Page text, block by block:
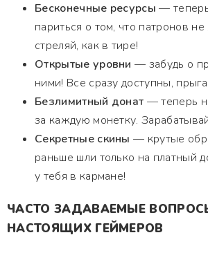
Бесконечные ресурсы —
париться о том, что патронов не
стреляй, как в тире!
Открытые уровни — забудь о
ними! Все сразу доступны,
Безлимитный донат — теперь
за каждую монетку.
Секретные скины — крутые
раньше шли только на платный
у тебя в кармане!
ЧАСТО ЗАДАВАЕМЫЕ
НАСТОЯЩИХ ГЕЙМЕРОВ